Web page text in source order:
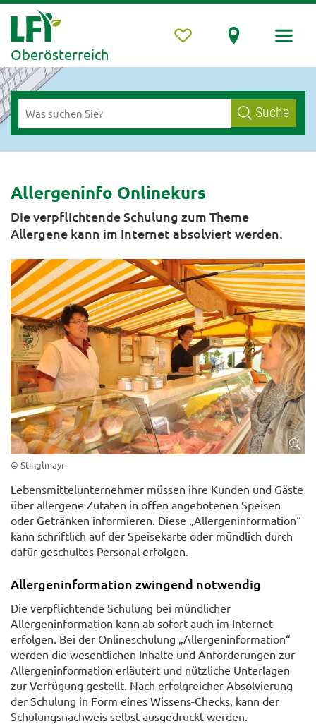
Oberösterreich
Suche
Allergeninfo Onlinekurs
Die verpflichtende Schulung zum Theme
Allergene kann im Internet absolviert werden.
© Stinglmayr
Lebensmittelunternehmer müssen ihre Kunden und Gäste
über allergene Zutaten in offen angebotenen Speisen
oder Getränken informieren. Diese „Allergeninformation“
kann schriftlich auf der Speisekarte oder mündlich durch
dafür geschultes Personal erfolgen.
Allergeninformation zwingend notwendig
Die verpflichtende Schulung bei mündlicher
Allergeninformation kann ab sofort auch im Internet
erfolgen. Bei der Onlineschulung „Allergeninformation“
werden die wesentlichen Inhalte und Anforderungen zur
Allergeninformation erläutert und nützliche Unterlagen
zur Verfügung gestellt. Nach erfolgreicher Absolvierung
der Schulung in Form eines Wissens-Checks, kann der
Schulungsnachweis selbst ausgedruckt werden.